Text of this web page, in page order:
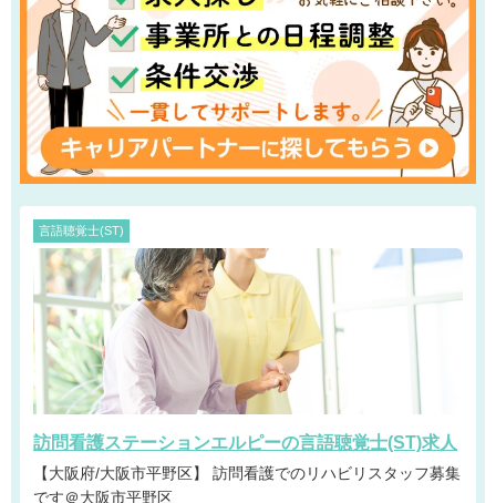
言語聴覚士(ST)
訪問看護ステーションエルピーの言語聴覚士(ST)求人
【大阪府/大阪市平野区】 訪問看護でのリハビリスタッフ募集
です＠大阪市平野区